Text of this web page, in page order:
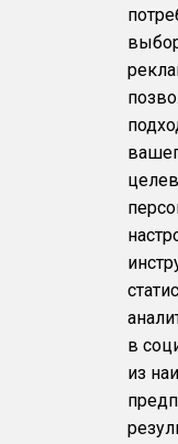
в
из